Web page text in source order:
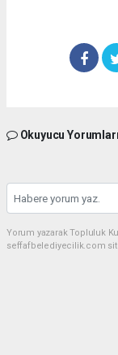
Okuyucu Yorumları
Yorum yazarak Topluluk
seffafbelediyecilik.com